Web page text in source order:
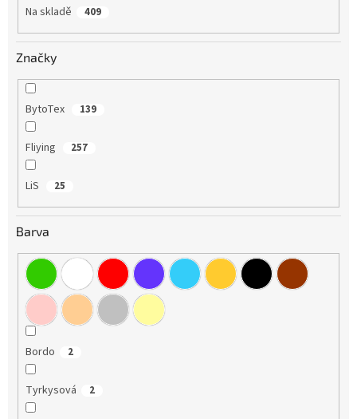
Na skladě 409
Značky
BytoTex 139
Fliying 257
LiS 25
Barva
Bordo 2
Tyrkysová 2